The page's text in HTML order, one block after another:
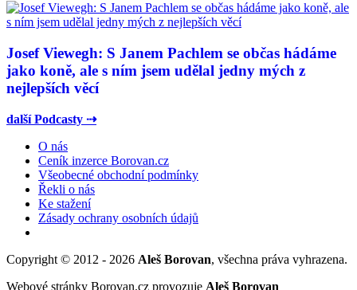
Josef Viewegh: S Janem Pachlem se občas hádáme
jako koně, ale s ním jsem udělal jedny mých z
nejlepších věcí
další Podcasty ⇢
O nás
Ceník inzerce Borovan.cz
Všeobecné obchodní podmínky
Řekli o nás
Ke stažení
Zásady ochrany osobních údajů
Copyright © 2012 - 2026 Aleš Borovan, všechna práva vyhrazena.
Webové stránky Borovan.cz provozuje Aleš Borovan